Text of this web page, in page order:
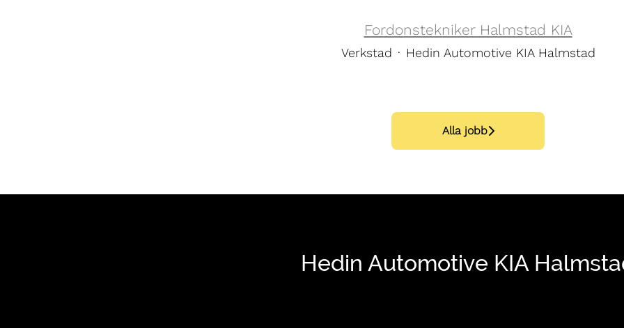
Fordonstekniker Halmstad KIA
Verkstad · Hedin Automotive KIA Halmstad
Alla jobb
Hedin Automotive KIA